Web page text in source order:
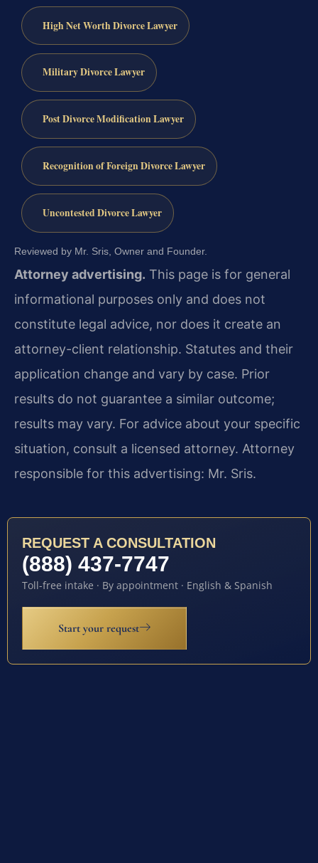
High Net Worth Divorce Lawyer
Military Divorce Lawyer
Post Divorce Modification Lawyer
Recognition of Foreign Divorce Lawyer
Uncontested Divorce Lawyer
Reviewed by Mr. Sris, Owner and Founder.
Attorney advertising. This page is for general
informational purposes only and does not
constitute legal advice, nor does it create an
attorney-client relationship. Statutes and their
application change and vary by case. Prior
results do not guarantee a similar outcome;
results may vary. For advice about your specific
situation, consult a licensed attorney. Attorney
responsible for this advertising: Mr. Sris.
REQUEST A CONSULTATION
(888) 437-7747
Toll-free intake · By appointment · English & Spanish
Start your request